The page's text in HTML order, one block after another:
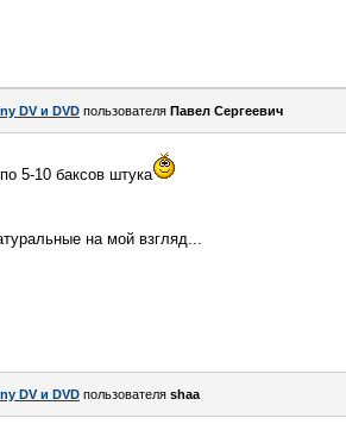
DV и DVD пользователя Павел Сергеевич
5-10 баксов штука
на мой взгляд...
DV и DVD пользователя shaa